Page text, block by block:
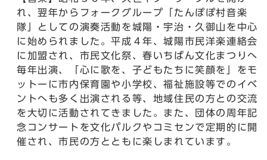
れ、翌年からフォークグループ「たんぽぽ村音楽
隊」としての演奏活動を城陽・宇治・久御山を中心
に始められました。平成４年、城陽市民洋楽連絡会
に加盟され、市民文化祭、春いちばん文化まつりへ
毎年出演、「心に歌を、子どもたちに笑顔を」をモ
ットーに市内保育園や小学校、福祉施設等でのイベ
ントへも多く出演される等、地域住民の方との交流
を大切に活動されてきました。また、団体の周年記
念コンサートを文化パルクやコミセンで定期的に開
催され、市民の方とともに楽しまれています。